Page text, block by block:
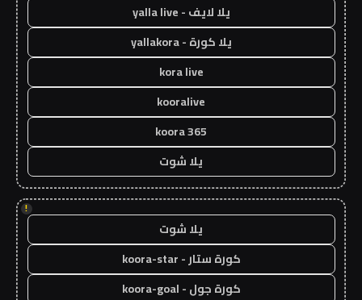
يلا لايف - yalla live
يلا كورة - yallakora
kora live
kooralive
koora 365
يلا شوت
!
يلا شوت
كورة ستار - koora-star
كورة جول - koora-goal